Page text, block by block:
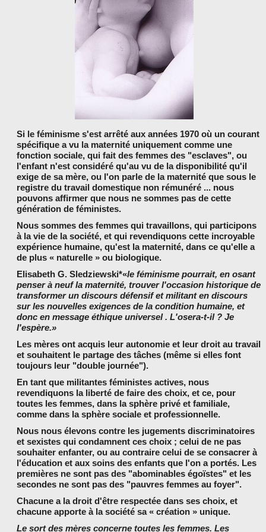
Si le féminisme s'est arrêté aux années 1970 où un courant
spécifique a vu la maternité uniquement comme une
fonction sociale, qui fait des femmes des "esclaves", ou
l'enfant n'est considéré qu'au vu de la disponibilité qu'il
exige de sa mère, ou l'on parle de la maternité que sous le
registre du travail domestique non rémunéré ... nous
pouvons affirmer que nous ne sommes pas de cette
génération de féministes.
Nous sommes des femmes qui travaillons, qui participons
à la vie de la société, et qui revendiquons cette incroyable
expérience humaine, qu'est la maternité, dans ce qu'elle a
de plus « naturelle » ou biologique.
Elisabeth G. Sledziewski*«le féminisme pourrait, en osant
penser à neuf la maternité, trouver l'occasion historique de
transformer un discours défensif et militant en discours
sur les nouvelles exigences de la condition humaine, et
donc en message éthique universel . L'osera-t-il ? Je
l'espère.»
Les mères ont acquis leur autonomie et leur droit au travail
et souhaitent le partage des tâches (même si elles font
toujours leur "double journée").
En tant que militantes féministes actives, nous
revendiquons la liberté de faire des choix, et ce, pour
toutes les femmes, dans la sphère privé et familiale,
comme dans la sphère sociale et professionnelle.
Nous nous élevons contre les jugements discriminatoires
et sexistes qui condamnent ces choix ; celui de ne pas
souhaiter enfanter, ou au contraire celui de se consacrer à
l'éducation et aux soins des enfants que l'on a portés. Les
premières ne sont pas des "abominables égoïstes" et les
secondes ne sont pas des "pauvres femmes au foyer".
Chacune a la droit d'être respectée dans ses choix, et
chacune apporte à la société sa « création » unique.
Le sort des mères concerne toutes les femmes. Les